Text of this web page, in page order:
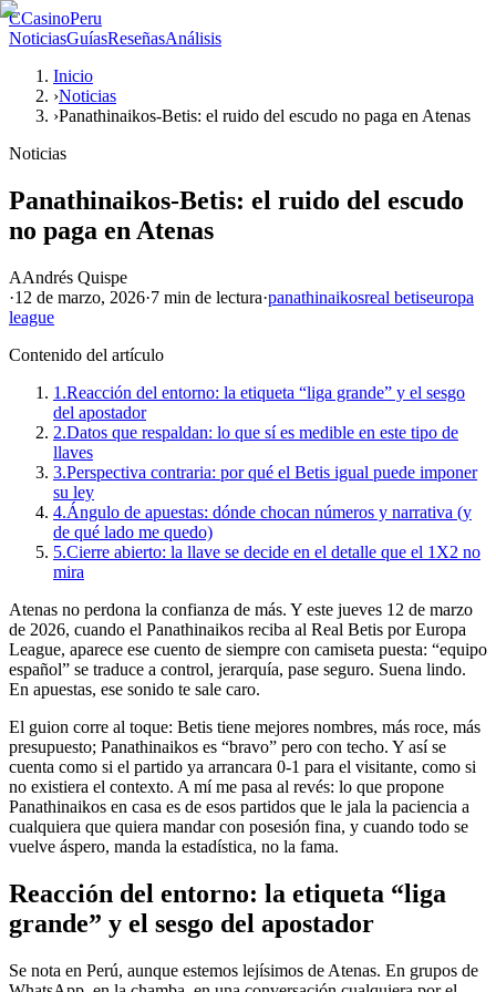
CCasinoPeru
NoticiasGuíasReseñasAnálisis
Inicio
›Noticias
›Panathinaikos-Betis: el ruido del escudo no paga en Atenas
Noticias
Panathinaikos-Betis: el ruido del escudo
no paga en Atenas
AAndrés Quispe
·12 de marzo, 2026·7 min de lectura·panathinaikosreal betiseuropa
league
Contenido del artículo
1.Reacción del entorno: la etiqueta “liga grande” y el sesgo
del apostador
2.Datos que respaldan: lo que sí es medible en este tipo de
llaves
3.Perspectiva contraria: por qué el Betis igual puede imponer
su ley
4.Ángulo de apuestas: dónde chocan números y narrativa (y
de qué lado me quedo)
5.Cierre abierto: la llave se decide en el detalle que el 1X2 no
mira
Atenas no perdona la confianza de más. Y este jueves 12 de marzo
de 2026, cuando el Panathinaikos reciba al Real Betis por Europa
League, aparece ese cuento de siempre con camiseta puesta: “equipo
español” se traduce a control, jerarquía, pase seguro. Suena lindo.
En apuestas, ese sonido te sale caro.
El guion corre al toque: Betis tiene mejores nombres, más roce, más
presupuesto; Panathinaikos es “bravo” pero con techo. Y así se
cuenta como si el partido ya arrancara 0-1 para el visitante, como si
no existiera el contexto. A mí me pasa al revés: lo que propone
Panathinaikos en casa es de esos partidos que le jala la paciencia a
cualquiera que quiera mandar con posesión fina, y cuando todo se
vuelve áspero, manda la estadística, no la fama.
Reacción del entorno: la etiqueta “liga
grande” y el sesgo del apostador
Se nota en Perú, aunque estemos lejísimos de Atenas. En grupos de